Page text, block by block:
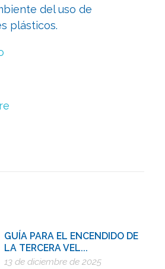
del uso de
plásticos.
GUÍA PARA EL ENCENDIDO DE
LA TERCERA VEL...
13 de diciembre de 2025